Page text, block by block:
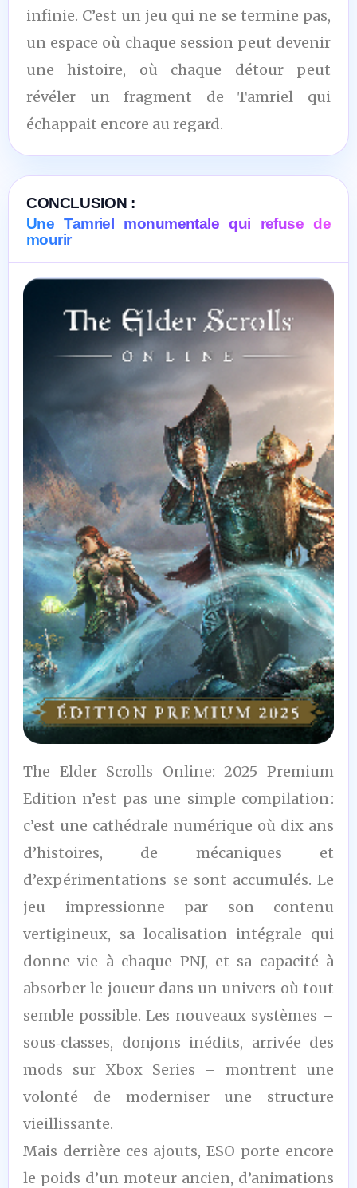
infinie. C’est un jeu qui ne se termine pas,
un espace où chaque session peut devenir
une histoire, où chaque détour peut
révéler un fragment de Tamriel qui
échappait encore au regard.
CONCLUSION :
Une Tamriel monumentale qui refuse de
mourir
8,5
/10
The Elder Scrolls Online: 2025 Premium
Edition n’est pas une simple compilation :
c’est une cathédrale numérique où dix ans
d’histoires, de mécaniques et
d’expérimentations se sont accumulés. Le
jeu impressionne par son contenu
vertigineux, sa localisation intégrale qui
donne vie à chaque PNJ, et sa capacité à
absorber le joueur dans un univers où tout
semble possible. Les nouveaux systèmes –
sous‑classes, donjons inédits, arrivée des
mods sur Xbox Series – montrent une
volonté de moderniser une structure
vieillissante.
Mais derrière ces ajouts, ESO porte encore
le poids d’un moteur ancien, d’animations